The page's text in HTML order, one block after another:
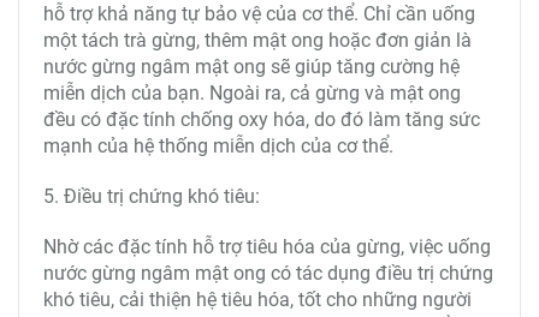
hỗ trợ khả năng tự bảo vệ của cơ thể. Chỉ cần uống
một tách trà gừng, thêm mật ong hoặc đơn giản là
nước gừng ngâm mật ong sẽ giúp tăng cường hệ
miễn dịch của bạn. Ngoài ra, cả gừng và mật ong
đều có đặc tính chống oxy hóa, do đó làm tăng sức
mạnh của hệ thống miễn dịch của cơ thể.
5. Điều trị chứng khó tiêu:
Nhờ các đặc tính hỗ trợ tiêu hóa của gừng, việc uống
nước gừng ngâm mật ong có tác dụng điều trị chứng
khó tiêu, cải thiện hệ tiêu hóa, tốt cho những người